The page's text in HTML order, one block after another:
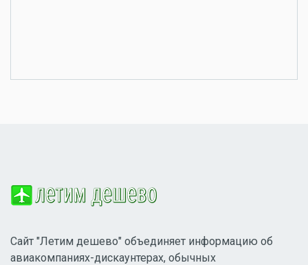
Сайт "Летим дешево" объединяет информацию об
авиакомпаниях-дискаунтерах, обычных